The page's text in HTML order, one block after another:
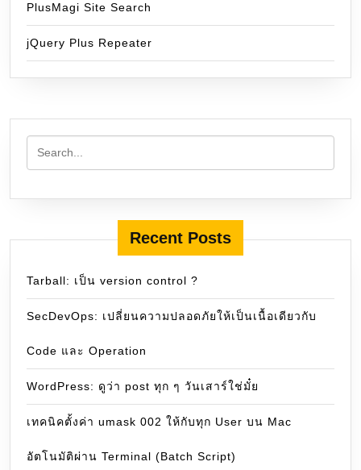
PlusMagi Site Search
jQuery Plus Repeater
Recent Posts
Tarball: เป็น version control ?
SecDevOps: เปลี่ยนความปลอดภัยให้เป็นเนื้อเดียวกับ
Code และ Operation
WordPress: ดูว่า post ทุก ๆ วันเสาร์ใช่มั๋ย
เทคนิคตั้งค่า umask 002 ให้กับทุก User บน Mac
อัตโนมัติผ่าน Terminal (Batch Script)